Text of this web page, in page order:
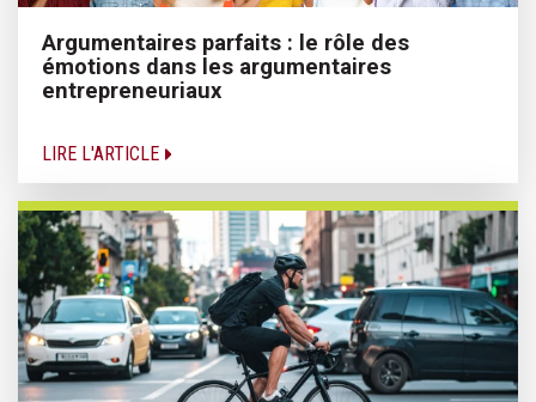
Argumentaires parfaits : le rôle des
émotions dans les argumentaires
entrepreneuriaux
LIRE L'ARTICLE